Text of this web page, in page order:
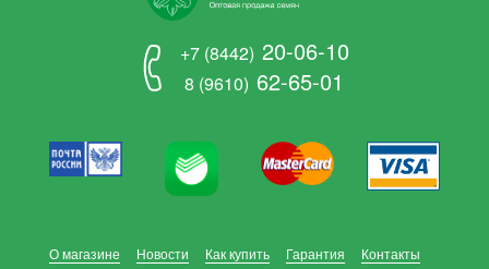
+7 (8442) 20-06-10
8 (9610) 62-65-01
О магазине Новости Как купить Гарантия
Контакты